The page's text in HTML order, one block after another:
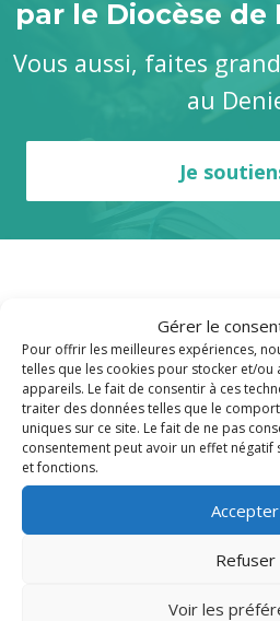
Gérer le
Pour offrir les meilleures expériences,
telles que les cookies pour stocker et/
appareils. Le fait de consentir à ces
traiter des données telles que le
uniques sur ce site. Le fait de ne pas
consentement peut avoir un effet
et fonctions.
Accepter
Refuser
Voir les
par le Diocèse de
Vous aussi, faites
au
Je
Publications